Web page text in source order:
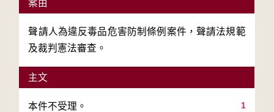
案由
聲請人為違反毒品危害防制條例案件，聲請法規範
及裁判憲法審查。
主文
1
本件不受理。